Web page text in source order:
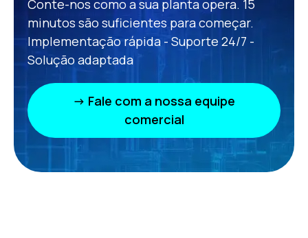
Conte-nos como a sua planta opera. 15
minutos são suficientes para começar.
Implementação rápida - Suporte 24/7 -
Solução adaptada
→ Fale com a nossa equipe
comercial